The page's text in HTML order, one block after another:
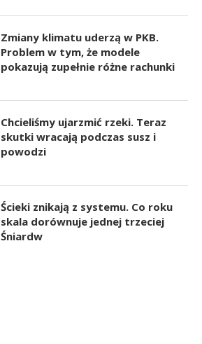
Zmiany klimatu uderzą w PKB.
Problem w tym, że modele
pokazują zupełnie różne rachunki
Chcieliśmy ujarzmić rzeki. Teraz
skutki wracają podczas susz i
powodzi
Ścieki znikają z systemu. Co roku
skala dorównuje jednej trzeciej
Śniardw